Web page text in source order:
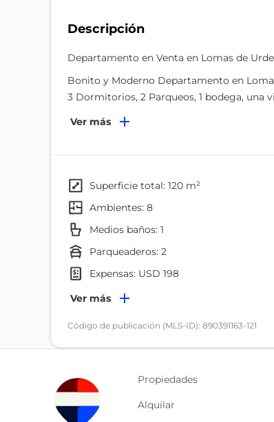
Descripción
Departamento en Venta en Lomas de
Bonito y Moderno Departamento en
3 Dormitorios, 2 Parqueos, 1 bodega, una
Ver más
superficie total: 120 m²
ambientes: 8
Medios baños: 1
parqueaderos: 2
expensas: USD 198
Ambientes
Dormitorio
Baño
Jardín
Cocina/comedor
Ver más
Código de publicación (MLS-ID): 890391163-121
Propiedades
Alquilar